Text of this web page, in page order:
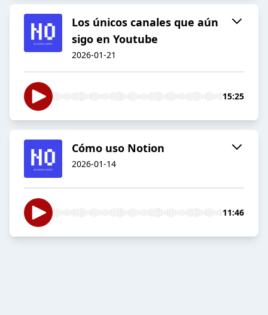
Los únicos canales que aún
sigo en Youtube
2026-01-21
15:25
Cómo uso Notion
2026-01-14
11:46